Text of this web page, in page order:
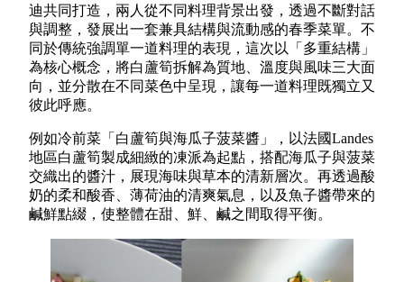
迪共同打造，兩人從不同料理背景出發，透過不斷對話
與調整，發展出一套兼具結構與流動感的春季菜單。不
同於傳統強調單一道料理的表現，這次以「多重結構」
為核心概念，將白蘆筍拆解為質地、溫度與風味三大面
向，並分散在不同菜色中呈現，讓每一道料理既獨立又
彼此呼應。
例如冷前菜「白蘆筍與海瓜子菠菜醬」，以法國Landes
地區白蘆筍製成細緻的凍派為起點，搭配海瓜子與菠菜
交織出的醬汁，展現海味與草本的清新層次。再透過酸
奶的柔和酸香、薄荷油的清爽氣息，以及魚子醬帶來的
鹹鮮點綴，使整體在甜、鮮、鹹之間取得平衡。